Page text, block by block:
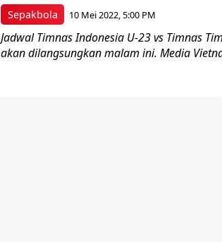
Sepakbola 10 Mei 2022, 5:00 PM
Jadwal Timnas Indonesia U-23 vs Timnas
akan dilangsungkan malam ini. Media